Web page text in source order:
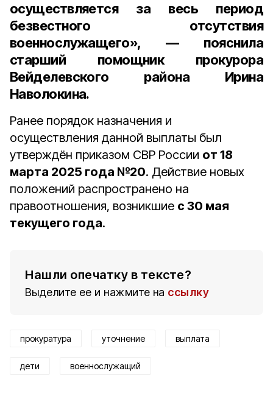
осуществляется за весь период
безвестного отсутствия
военнослужащего», — пояснила
старший помощник прокурора
Вейделевского района Ирина
Наволокина.
Ранее порядок назначения и
осуществления данной выплаты был
утверждён приказом СВР России от 18
марта 2025 года №20. Действие новых
положений распространено на
правоотношения, возникшие с 30 мая
текущего года.
Нашли опечатку в тексте?
Выделите ее и нажмите на ссылку
прокуратура уточнение выплата
дети военнослужащий